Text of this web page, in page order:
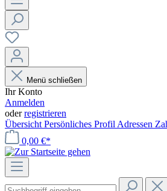
Menü schließen
Ihr Konto
Anmelden
oderregistrieren
Übersicht Persönliches Profil Adressen
0,00 €*